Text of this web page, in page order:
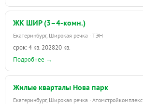
ЖК ШИР (3–4-комн.)
Екатеринбург, Широкая речка · ТЭН
срок: 4 кв. 202820 кв.
Подробнее →
Жилые кварталы Нова парк
Екатеринбург, Широкая речка · Атомстройкомплекс